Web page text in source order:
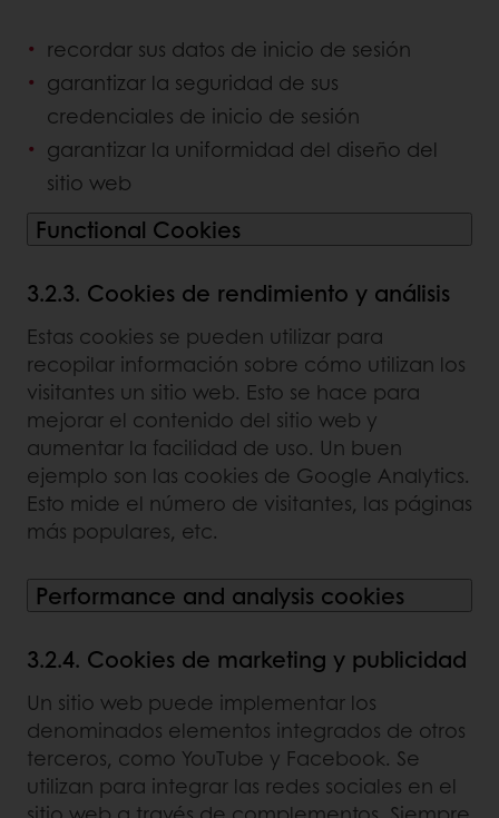
recordar sus datos de inicio de sesión
garantizar la seguridad de sus
credenciales de inicio de sesión
garantizar la uniformidad del diseño del
sitio web
Functional Cookies
3.2.3. Cookies de rendimiento y análisis
Estas cookies se pueden utilizar para
recopilar información sobre cómo utilizan los
visitantes un sitio web. Esto se hace para
mejorar el contenido del sitio web y
aumentar la facilidad de uso. Un buen
ejemplo son las cookies de Google Analytics.
Esto mide el número de visitantes, las páginas
más populares, etc.
Performance and analysis cookies
3.2.4. Cookies de marketing y publicidad
Un sitio web puede implementar los
denominados elementos integrados de otros
terceros, como YouTube y Facebook. Se
utilizan para integrar las redes sociales en el